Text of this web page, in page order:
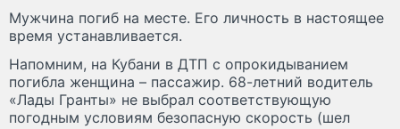
Мужчина погиб на месте. Его личность в настоящее
время устанавливается.
Напомним, на Кубани в ДТП с опрокидыванием
погибла женщина – пассажир. 68-летний водитель
«Лады Гранты» не выбрал соответствующую
погодным условиям безопасную скорость (шел